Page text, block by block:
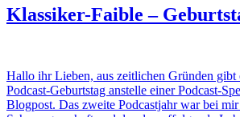
Klassiker-Faible –
Hallo ihr Lieben, aus zeitlichen Gründen gibt
Podcast-Geburtstag anstelle einer Podcast-
Blogpost. Das zweite Podcastjahr war bei